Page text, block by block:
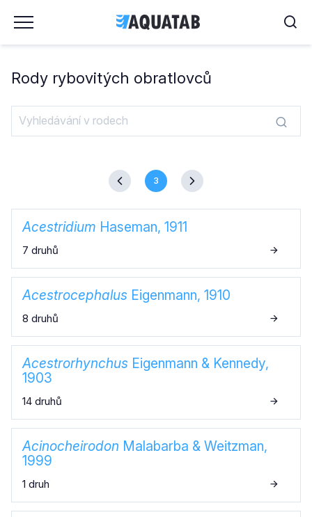
Rody rybovitých obratlovců
3
Acestridium Haseman, 1911
7 druhů
Acestrocephalus Eigenmann, 1910
8 druhů
Acestrorhynchus Eigenmann & Kennedy,
1903
14 druhů
Acinocheirodon Malabarba & Weitzman,
1999
1 druh